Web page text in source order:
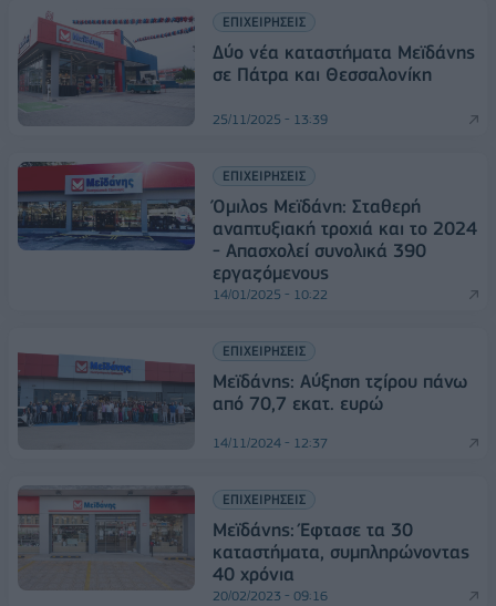
ΕΠΙΧΕΙΡΗΣΕΙΣ
Δύο νέα καταστήματα Μεϊδάνης
σε Πάτρα και Θεσσαλονίκη
25/11/2025 - 13:39
ΕΠΙΧΕΙΡΗΣΕΙΣ
Όμιλος Μεϊδάνη: Σταθερή
αναπτυξιακή τροχιά και το 2024
- Απασχολεί συνολικά 390
εργαζόμενους
14/01/2025 - 10:22
ΕΠΙΧΕΙΡΗΣΕΙΣ
Μεϊδάνης: Αύξηση τζίρου πάνω
από 70,7 εκατ. ευρώ
14/11/2024 - 12:37
ΕΠΙΧΕΙΡΗΣΕΙΣ
Mεϊδάνης: Έφτασε τα 30
καταστήματα, συμπληρώνοντας
40 χρόνια
20/02/2023 - 09:16